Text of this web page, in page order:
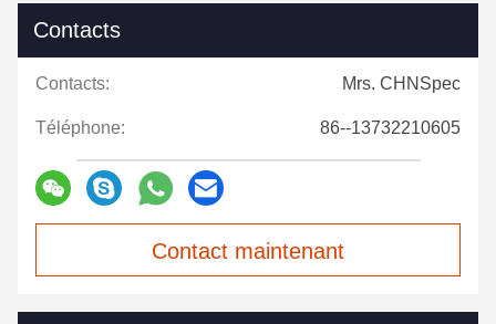
Contacts
Contacts: Mrs. CHNSpec
Téléphone: 86--13732210605
Contact maintenant